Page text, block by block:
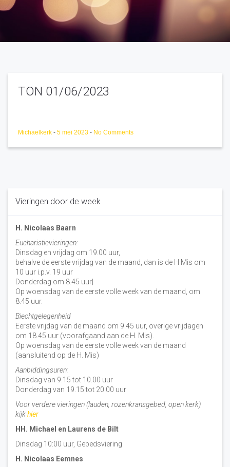
TON 01/06/2023
Michaelkerk - 5 mei 2023 - No Comments
Vieringen door de week
H. Nicolaas Baarn
Eucharistievieringen:
Dinsdag en vrijdag om 19.00 uur,
behalve de eerste vrijdag van de maand, dan is de H Mis om
10 uur i.p.v. 19 uur
Donderdag om 8.45 uur|
Op woensdag van de eerste volle week van de maand, om
8:45 uur.
Biechtgelegenheid
Eerste vrijdag van de maand om 9.45 uur, overige vrijdagen
om 18.45 uur (voorafgaand aan de H. Mis).
Op woensdag van de eerste volle week van de maand
(aansluitend op de H. Mis)
Aanbiddingsuren:
Dinsdag van 9.15 tot 10.00 uur
Donderdag van 19.15 tot 20.00 uur
Voor verdere vieringen (lauden, rozenkransgebed, open kerk)
kijkhier
HH. Michael en Laurens de Bilt
Dinsdag 10:00 uur, Gebedsviering
H. Nicolaas Eemnes